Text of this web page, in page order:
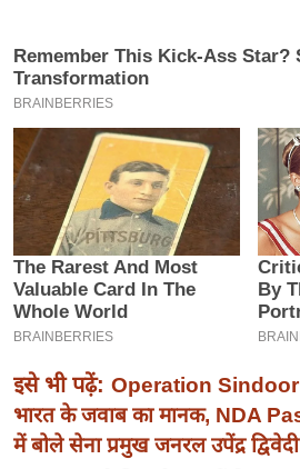
ट
I
P
L
2
0
2
6
क्रा
इ
म
ई
-
पे
इसे भी पढ़ें: Operation Sindoor
भारत के जवाब का मानक, NDA
में बोले सेना प्रमुख जनरल उपेंद्र द्विवेदी